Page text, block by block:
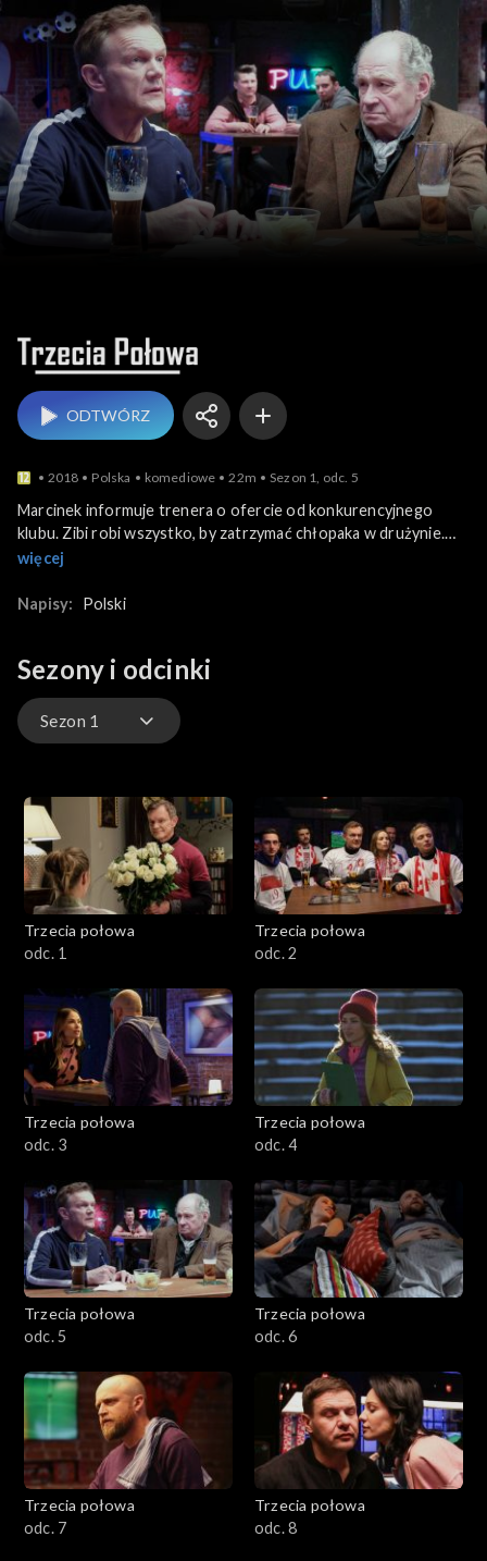
ODTWÓRZ
2018 Polska komediowe 22m Sezon 1, odc. 5
Marcinek informuje trenera o ofercie od konkurencyjnego
klubu. Zibi robi wszystko, by zatrzymać chłopaka w drużynie.
Szuka sponsorów na nowe koszulki i zgłasza się do Borysa.
czas, ale następnego dnia kobieta przedstawia mu swojego
więcej
Napisy: Polski
Sezony i odcinki
Sezon 1
Odcinki na żywo
Trzecia połowa
odc. 1
Trzecia połowa
odc. 2
Trzecia połowa
odc. 3
Trzecia połowa
odc. 4
Trzecia połowa
odc. 5
Trzecia połowa
odc. 6
Trzecia połowa
odc. 7
Trzecia połowa
odc. 8